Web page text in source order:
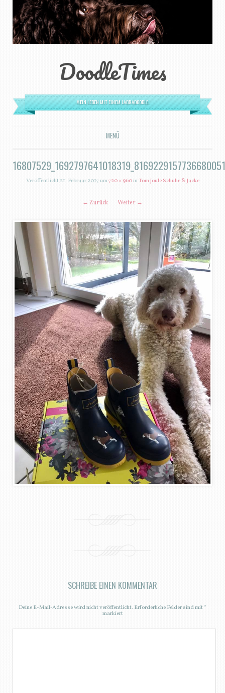
DoodleTimes
MEIN LEBEN MIT EINEM LABRADOODLE.
MENÜ
ZUM INHALT SPRINGEN
Veröffentlicht21. Februar 2017um720 × 960inTom Joule Schuhe & Jacke
← Zurück Weiter →
SCHREIBE EINEN KOMMENTAR
Deine E-Mail-Adresse wird nicht veröffentlicht. Erforderliche Felder sind mit*
markiert